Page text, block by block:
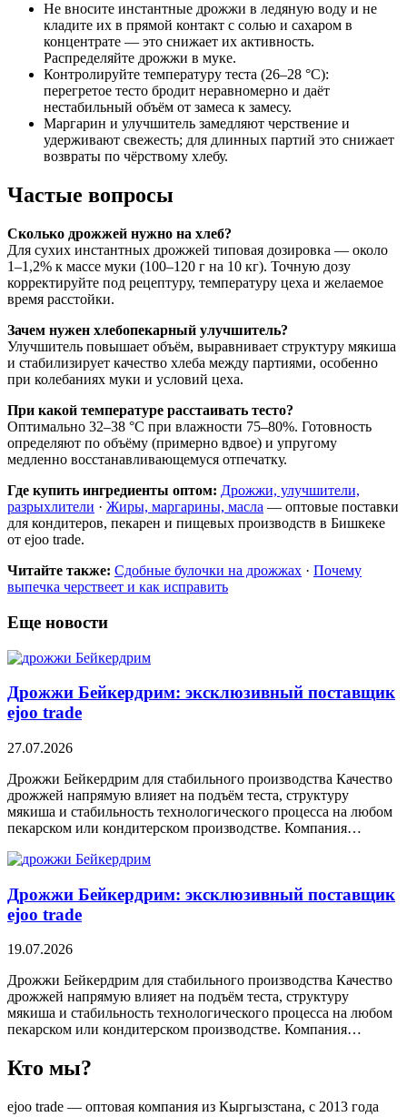
Не вносите инстантные дрожжи в ледяную воду и не
кладите их в прямой контакт с солью и сахаром в
концентрате — это снижает их активность.
Распределяйте дрожжи в муке.
Контролируйте температуру теста (26–28 °C):
перегретое тесто бродит неравномерно и даёт
нестабильный объём от замеса к замесу.
Маргарин и улучшитель замедляют черствение и
удерживают свежесть; для длинных партий это снижает
возвраты по чёрствому хлебу.
Частые вопросы
Сколько дрожжей нужно на хлеб?
Для сухих инстантных дрожжей типовая дозировка — около
1–1,2% к массе муки (100–120 г на 10 кг). Точную дозу
корректируйте под рецептуру, температуру цеха и желаемое
время расстойки.
Зачем нужен хлебопекарный улучшитель?
Улучшитель повышает объём, выравнивает структуру мякиша
и стабилизирует качество хлеба между партиями, особенно
при колебаниях муки и условий цеха.
При какой температуре расстаивать тесто?
Оптимально 32–38 °C при влажности 75–80%. Готовность
определяют по объёму (примерно вдвое) и упругому
медленно восстанавливающемуся отпечатку.
Где купить ингредиенты оптом: Дрожжи, улучшители,
разрыхлители · Жиры, маргарины, масла — оптовые поставки
для кондитеров, пекарен и пищевых производств в Бишкеке
от ejoo trade.
Читайте также: Сдобные булочки на дрожжах · Почему
выпечка черствеет и как исправить
Еще новости
Дрожжи Бейкердрим: эксклюзивный поставщик
ejoo trade
27.07.2026
Дрожжи Бейкердрим для стабильного производства Качество
дрожжей напрямую влияет на подъём теста, структуру
мякиша и стабильность технологического процесса на любом
пекарском или кондитерском производстве. Компания…
Дрожжи Бейкердрим: эксклюзивный поставщик
ejoo trade
19.07.2026
Дрожжи Бейкердрим для стабильного производства Качество
дрожжей напрямую влияет на подъём теста, структуру
мякиша и стабильность технологического процесса на любом
пекарском или кондитерском производстве. Компания…
Кто мы?
ejoo trade — оптовая компания из Кыргызстана, с 2013 года